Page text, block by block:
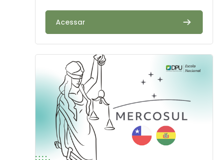
Acessar
Image de cours" Benefício da Justiça Gratuita e a